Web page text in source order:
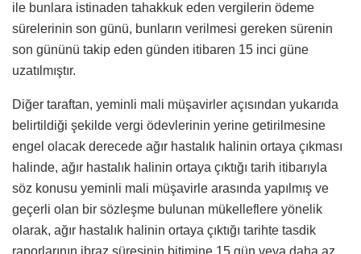
ile bunlara istinaden tahakkuk eden vergilerin ödeme
sürelerinin son günü, bunların verilmesi gereken sürenin
son gününü takip eden günden itibaren 15 inci güne
uzatılmıştır.
Diğer taraftan, yeminli mali müşavirler açısından yukarıda
belirtildiği şekilde vergi ödevlerinin yerine getirilmesine
engel olacak derecede ağır hastalık halinin ortaya çıkması
halinde, ağır hastalık halinin ortaya çıktığı tarih itibarıyla
söz konusu yeminli mali müşavirle arasında yapılmış ve
geçerli olan bir sözleşme bulunan mükelleflere yönelik
olarak, ağır hastalık halinin ortaya çıktığı tarihte tasdik